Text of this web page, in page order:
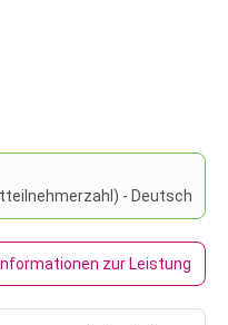
- Deutsch
zur Leistung